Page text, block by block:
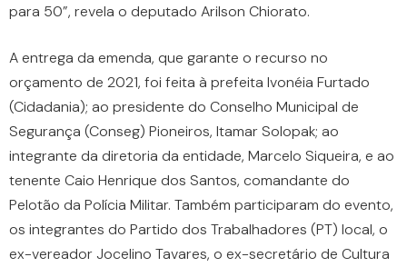
para 50”, revela o deputado Arilson Chiorato.
A entrega da emenda, que garante o recurso no
orçamento de 2021, foi feita à prefeita Ivonéia Furtado
(Cidadania); ao presidente do Conselho Municipal de
Segurança (Conseg) Pioneiros, Itamar Solopak; ao
integrante da diretoria da entidade, Marcelo Siqueira, e ao
tenente Caio Henrique dos Santos, comandante do
Pelotão da Polícia Militar. Também participaram do evento,
os integrantes do Partido dos Trabalhadores (PT) local, o
ex-vereador Jocelino Tavares, o ex-secretário de Cultura